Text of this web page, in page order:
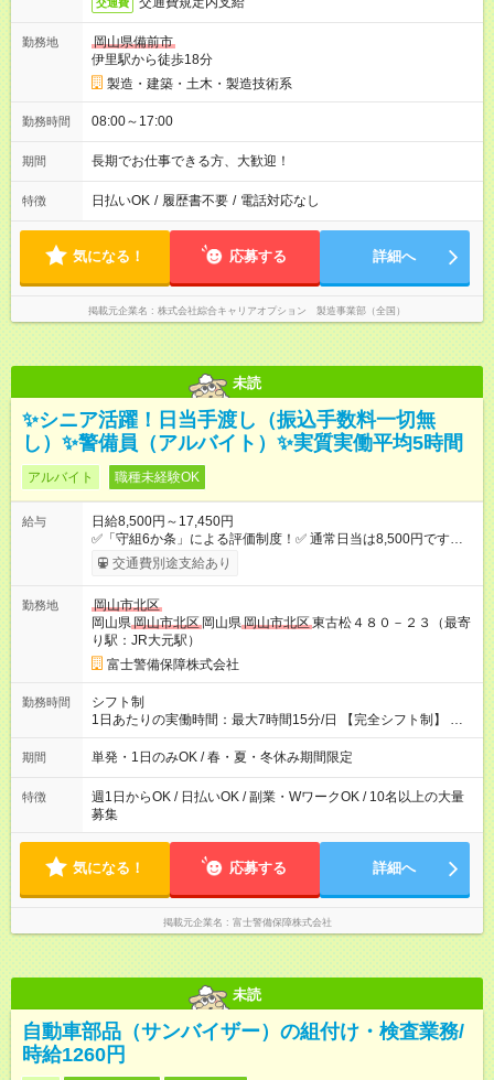
交通費
勤務地
岡山県備前市
伊里駅から徒歩18分
製造・建築・土木・製造技術系
勤務時間 08:00～17:00
期間 長期でお仕事できる方、大歓迎！
特徴 日払いOK / 履歴書不要 / 電話対応なし
気になる！ 応募する 詳細へ
掲載元企業名 株式会社綜合キャリアオプション 製造事業部（全国）
未読
✨シニア活躍！日当手渡し（振込手数料一切無
し）✨警備員（アルバイト）✨実質実働平均5時間
アルバイト 職種未経験OK
給与
日給8,500円～17,450円
✅「守組6か条」による評価制度！✅ 通常日当は8,500円ですが
上記評価制度により「S級隊員」と認定されれば10,000円の日当
を支給します。 (1)上記勤務者が交通2級資格者の場合10,000円
14,375円 (3)上記現場が日祝深夜の場合 17,250円 (4)上記勤務
者が現場までの運転者の場合17,250+200円＝17,450円 ------------
------------------------------ *最高日当額 17,450円* ----------------------
-------------------- より上位の資格取得やリーダー手当を取得すると
”さらに”加算されます！ ✅実質実働平均5時間 上記時給換算す
るとなんと時給3,490円！！ ※日当支給時振込手数料等はいっさ
いありません。 【試用期間】試用期間なし
交通費別途支給あり
勤務地
岡山市北区
岡山県岡山市北区 岡山県岡山市北区東古松４８０－２３（最寄
り駅：JR大元駅）
富士警備保障株式会社
勤務時間
シフト制
1日あたりの実働時間：最大7時間15分/日 【完全シフト制】 例
(1) 8：00~17:00（休憩１h） 例(2) 13:00~16:00（早上がりでも
全額支給！）
期間 単発・1日のみOK / 春・夏・冬休み期間限定
特徴
週1日からOK / 日払いOK / 副業・WワークOK / 10名以上の大量
募集
気になる！ 応募する 詳細へ
掲載元企業名 富士警備保障株式会社
未読
自動車部品（サンバイザー）の組付け・検査業務/
時給1260円